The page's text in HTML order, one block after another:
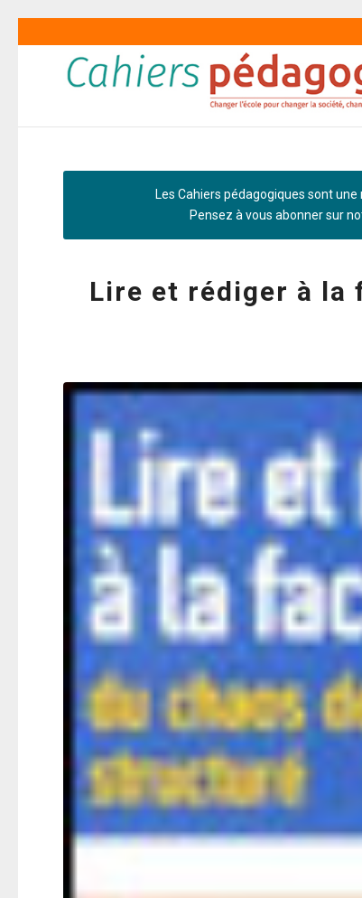
Les Cahiers pédagogiques sont
Pensez à vous abonner sur
Lire et rédiger à la